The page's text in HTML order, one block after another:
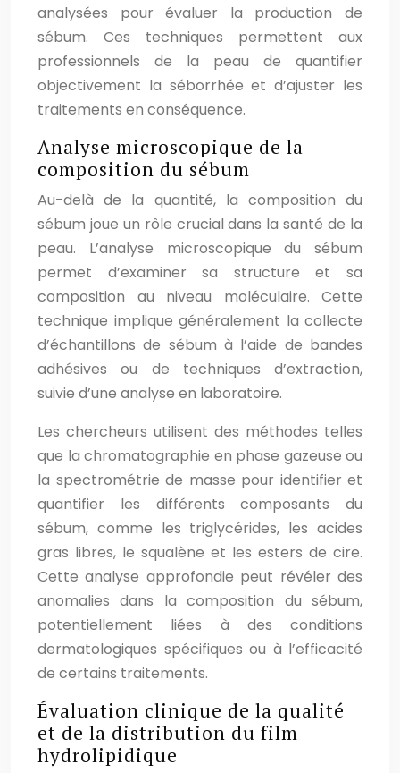
analysées pour évaluer la production de
sébum. Ces techniques permettent aux
professionnels de la peau de quantifier
objectivement la séborrhée et d’ajuster les
traitements en conséquence.
Analyse microscopique de la
composition du sébum
Au-delà de la quantité, la composition du
sébum joue un rôle crucial dans la santé de la
peau. L’analyse microscopique du sébum
permet d’examiner sa structure et sa
composition au niveau moléculaire. Cette
technique implique généralement la collecte
d’échantillons de sébum à l’aide de bandes
adhésives ou de techniques d’extraction,
suivie d’une analyse en laboratoire.
Les chercheurs utilisent des méthodes telles
que la chromatographie en phase gazeuse ou
la spectrométrie de masse pour identifier et
quantifier les différents composants du
sébum, comme les triglycérides, les acides
gras libres, le squalène et les esters de cire.
Cette analyse approfondie peut révéler des
anomalies dans la composition du sébum,
potentiellement liées à des conditions
dermatologiques spécifiques ou à l’efficacité
de certains traitements.
Évaluation clinique de la qualité
et de la distribution du film
hydrolipidique